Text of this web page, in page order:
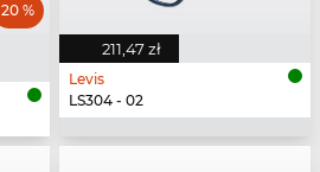
20 %
211,47 zł
Levis
LS304 - 02